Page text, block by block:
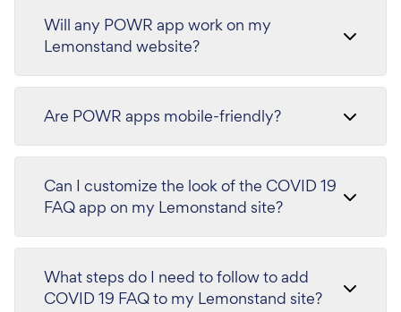
Will any POWR app work on my
Lemonstand website?
Are POWR apps mobile-friendly?
Can I customize the look of the COVID 19
FAQ app on my Lemonstand site?
What steps do I need to follow to add
COVID 19 FAQ to my Lemonstand site?